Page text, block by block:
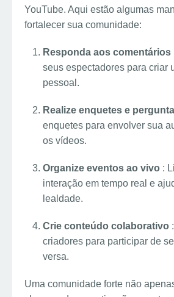
YouTube. Aqui estão algumas
fortalecer sua comunidade:
Responda aos comentários
seus espectadores para criar
pessoal.
Realize enquetes e
enquetes para envolver sua
os vídeos.
Organize eventos ao vivo :
interação em tempo real e
lealdade.
Crie conteúdo colaborativo
criadores para participar de
versa.
Uma comunidade forte não